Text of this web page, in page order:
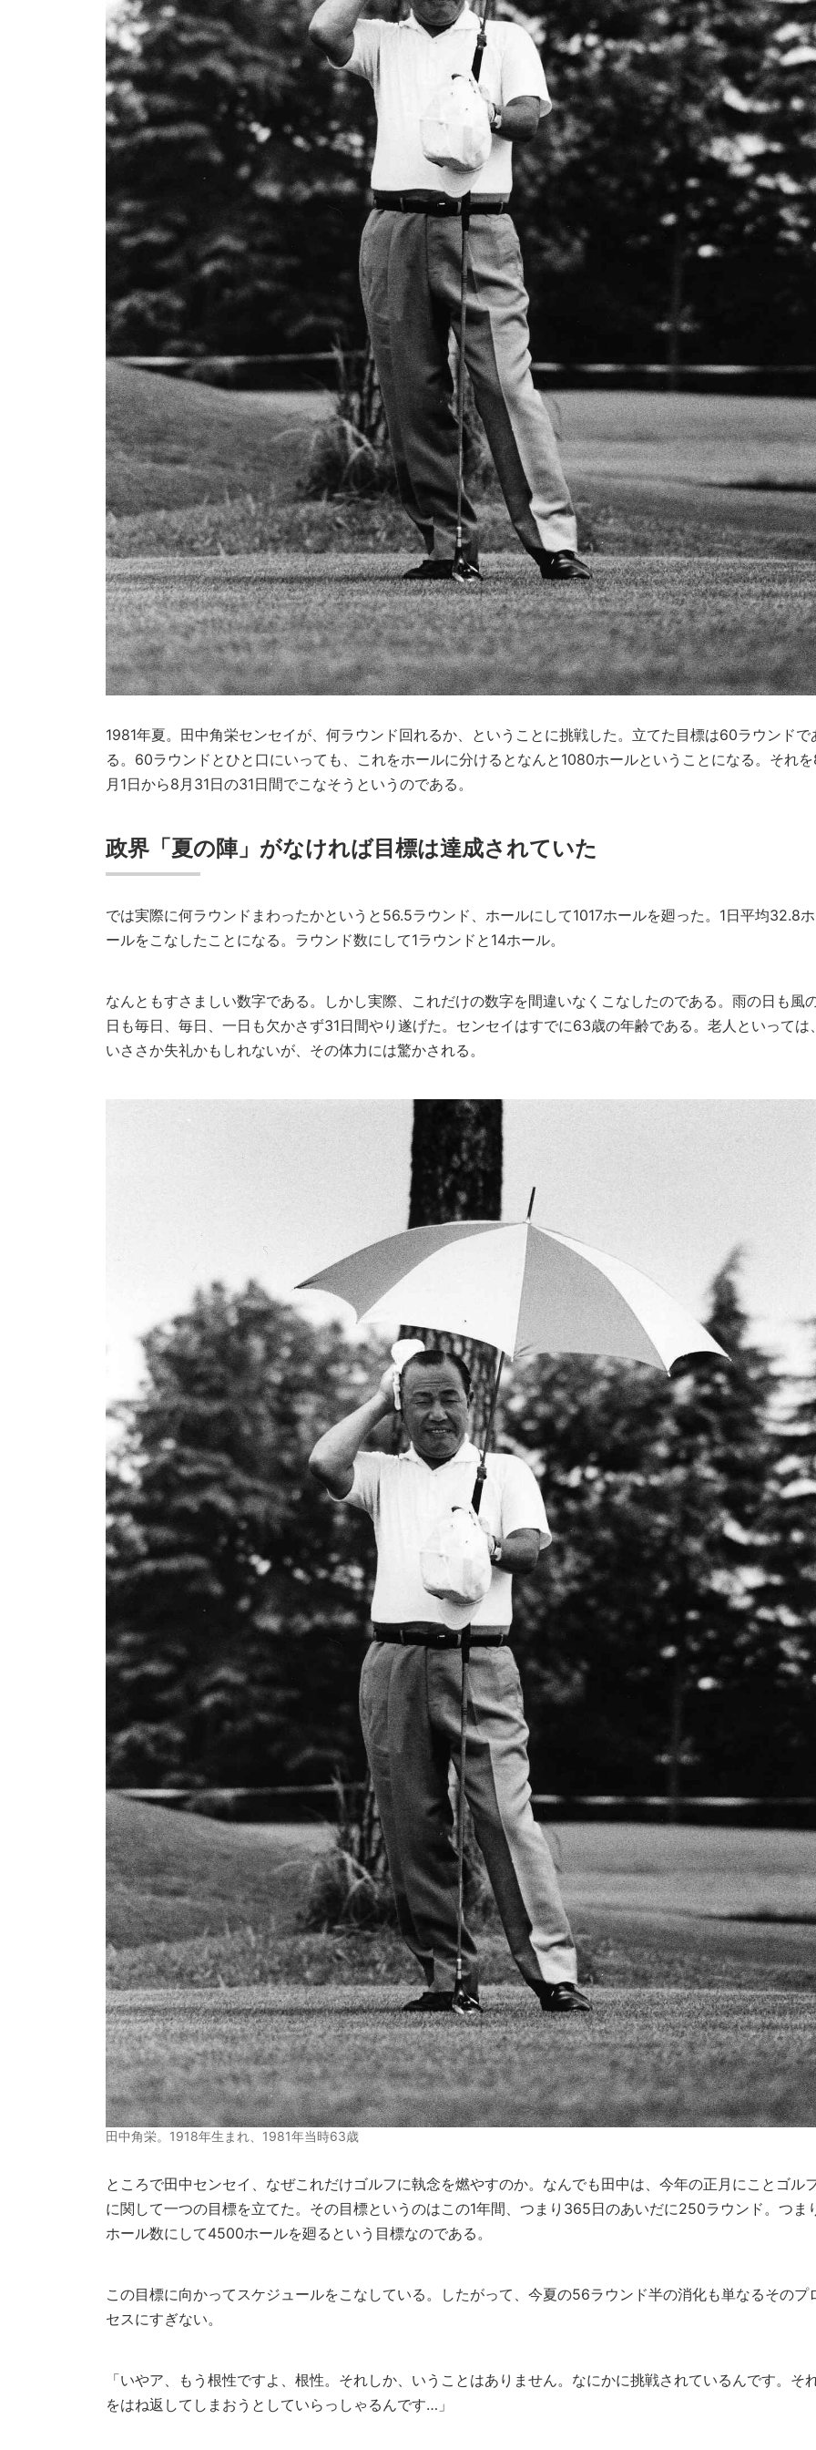
1981年夏。田中角栄センセイが、何ラウンド回れるか、ということに挑戦した。立てた目標は60ラウンドで
る。60ラウンドとひと口にいっても、これをホールに分けるとなんと1080ホールということになる。それ
月1日から8月31日の31日間でこなそうというのである。
政界「夏の陣」がなければ目標は達成されていた
では実際に何ラウンドまわったかというと56.5ラウンド、ホールにして1017ホールを廻った。1日平均32.8ホ
ールをこなしたことになる。ラウンド数にして1ラウンドと14ホール。
なんともすさましい数字である。しかし実際、これだけの数字を間違いなくこなしたのである。雨の日も風
日も毎日、毎日、一日も欠かさず31日間やり遂げた。センセイはすでに63歳の年齢である。老人といっては
いささか失礼かもしれないが、その体力には驚かされる。
田中角栄。1918年生まれ、1981年当時63歳
ところで田中センセイ、なぜこれだけゴルフに執念を燃やすのか。なんでも田中は、今年の正月にことゴル
に関して一つの目標を立てた。その目標というのはこの1年間、つまり365日のあいだに250ラウンド。つま
ホール数にして4500ホールを廻るという目標なのである。
この目標に向かってスケジュールをこなしている。したがって、今夏の56ラウンド半の消化も単なるそのプ
セスにすぎない。
「いやア、もう根性ですよ、根性。それしか、いうことはありません。なにかに挑戦されているんです。そ
をはね返してしまおうとしていらっしゃるんです…」